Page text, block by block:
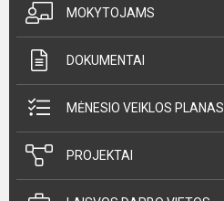
MOKYTOJAMS
DOKUMENTAI
MĖNESIO VEIKLOS PLANAS
PROJEKTAI